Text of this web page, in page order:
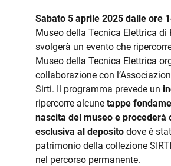
Sabato 5 aprile 2025 dalle ore
Museo della Tecnica Elettrica di
svolgerà un evento che
Museo della Tecnica Elettrica
collaborazione con
Sirti. Il programma prevede un
ripercorre alcune tappe
nascita del museo e procederà
esclusiva al deposito dove è
patrimonio della collezione
nel percorso permanente.